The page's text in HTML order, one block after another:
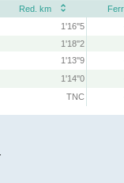
Red. km
1'16''5
1'18''2
1'13''9
1'14''0
TNC